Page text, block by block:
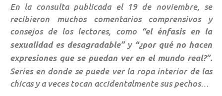
En la consulta publicada el 19 de noviembre, se
recibieron muchos comentarios comprensivos y
consejos de los lectores, como “el énfasis en la
sexualidad es desagradable” y “¿por qué no hacen
expresiones que se puedan ver en el mundo real?”.
Series en donde se puede ver la ropa interior de las
chicas y a veces tocan accidentalmente sus pechos…